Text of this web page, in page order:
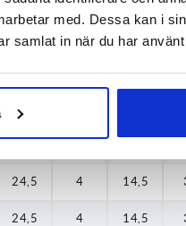
med. Dessa kan i
samlat in när du har
24,5 4 14,5
24,5
24,5 4 14,5
24,5 4 14,5